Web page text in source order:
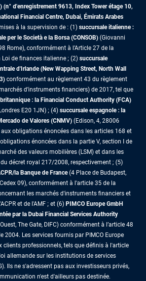
(n° d'enregistrement 9613, Index Tower étage 10,
Financial Centre, Dubai, Émirats Arabes
à la supervision de : (1) succursale italienne :
per le Società e la Borsa (CONSOB) (Giovanni
Rome), conformément à l’Article 27 de la
de finances italienne ; (2) succursale
d'Irlande (New Wapping Street, North Wall
conformément au règlement 43 du règlement
d’instruments financiers) de 2017, tel que
: la Financial Conduct Authority (FCA)
E20 1JN) ; (4) succursale espagnole : la
de Valores (CNMV) (Edison, 4, 28006
obligations énoncées dans les articles 168 et
énoncées dans la partie V, section I de
des valeurs mobilières (LSM) et dans les
décret royal 217/2008, respectivement ; (5)
la Banque de France(4 Place de Budapest,
09), conformément à l'article 35 de la
les marchés d'instruments financiers et
et de l'AMF ; et (6) PIMCO Europe GmbH
par la Dubai Financial Services Authority
The Gate, DIFC) conformément à l’article 48
2004. Les services fournis par PIMCO Europe
clients professionnels, tels que définis à l'article
allemande sur les institutions de services
Ils ne s'adressent pas aux investisseurs privés,
n'est d'ailleurs pas destinée.